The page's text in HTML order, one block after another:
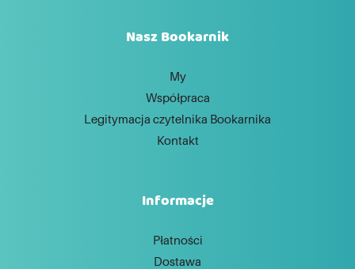
Nasz Bookarnik
My
Współpraca
Legitymacja czytelnika Bookarnika
Kontakt
Informacje
Płatności
Dostawa